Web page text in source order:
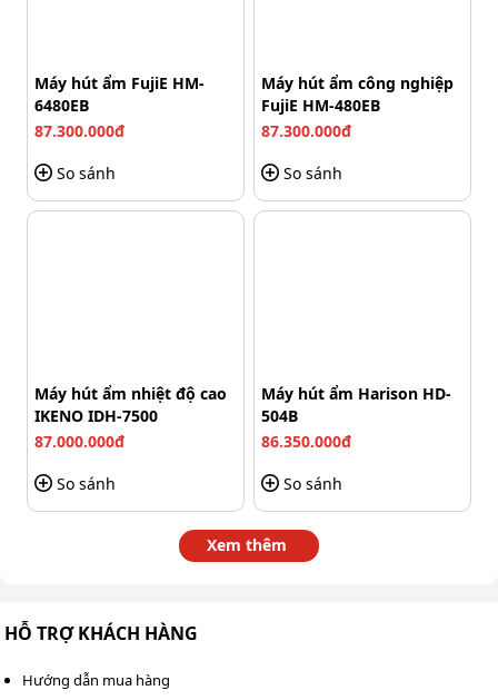
được gửi tương ứng đến bo điều khiển để thực hiện
thao tác đóng - mở hoặc dừng thanh chắn.
Nút bấm nối dài truyền lệnh đóng/mở barrier như thế
Quá trình hoạt động diễn ra theo các bước sau:
điều khiển.
Máy hút ẩm FujiE HM-
6480EB
87.300.000đ
So sánh
Máy hút ẩm công nghiệp
FujiE HM-480EB
87.300.000đ
So sánh
Máy hút ẩm nhiệt độ cao
IKENO IDH-7500
87.000.000đ
So sánh
Máy hút ẩm Harison HD-
504B
86.350.000đ
So sánh
Xem thêm
HỖ TRỢ KHÁCH HÀNG
Hướng dẫn mua hàng